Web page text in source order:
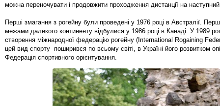
можна переночувати і продовжити проходження дистанції на
Перші змагання з рогейну були проведені у 1976 році в Австралії.
межами далекого континенту відбулися у 1986 році в Канаді. У 1989
створення міжнародної федерацію рогейну (International Rogaining
цей вид спорту поширився по всьому світі, в Україні його розвитком
Федерація спортивного орієнтування.